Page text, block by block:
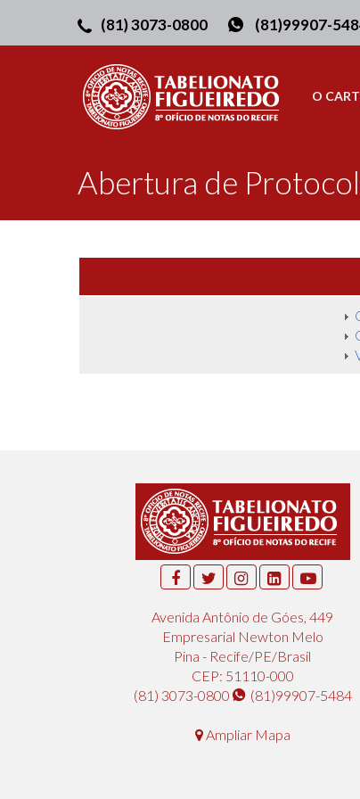
(81) 3073-0800 (81)99907-
O
Abertura de
Avenida Antônio de Góes, 449
Empresarial Newton Melo
Pina - Recife/PE/Brasil
CEP: 51110-000
(81) 3073-0800
(81)99907-5484
Ampliar Mapa